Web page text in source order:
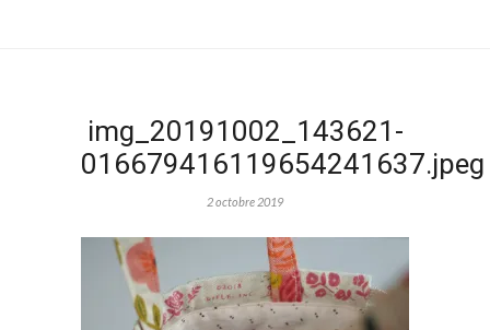
img_20191002_143621-
016679416119654241637.jpeg
2 octobre 2019